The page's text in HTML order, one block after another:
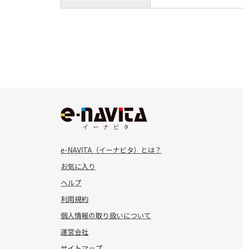
e-NAVITA（イーナビタ）とは？
お気に入り
ヘルプ
利用規約
個人情報の取り扱いについて
運営会社